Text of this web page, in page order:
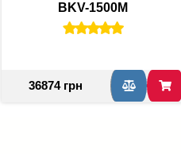
BKV-1500M
36874 грн